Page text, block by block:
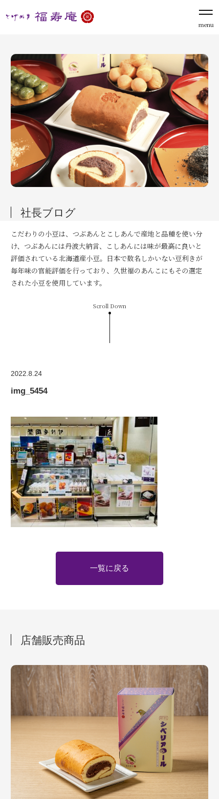
menu
社長ブログ
こだわりの小豆は、つぶあんとこしあんで産地と品種を使い分
け、つぶあんには丹波大納言、こしあんには味が最高に良いと
評価されている北海道産小豆。日本で数名しかいない豆利きが
毎年味の官能評価を行っており、久世福のあんこにもその選定
された小豆を使用しています。
Scroll Down
2022.8.24
img_5454
一覧に戻る
店舗販売商品